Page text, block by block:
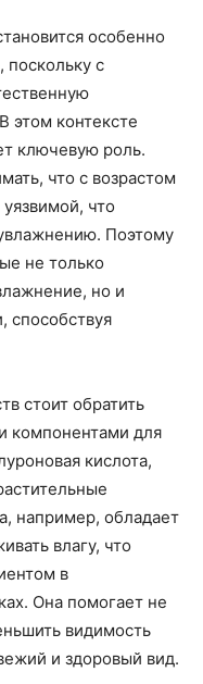
особенно
поскольку с
этом контексте
ключевую роль.
что с возрастом
что
Поэтому
не только
но и
способствуя
стоит обратить
компонентами для
кислота,
например, обладает
влагу, что
в
Она помогает не
видимость
и здоровый вид.